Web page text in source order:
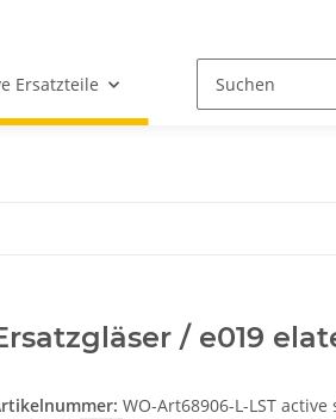
Ersatzteile
/ e019
WO-Art68906-L-LST active